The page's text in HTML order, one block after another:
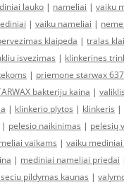
lauko | nameliai | vaiku
| vaiku nameliai |
klaipeda | tralas
isvezimas | klinkerines
| priemone starwax 637
bakteriju kaina |
| klinkerio plytos | klinkeris |
| pelesio naikinimas | pelesių
vaikams | vaiku
| mediniai nameliai priedai
pildymas kaunas |